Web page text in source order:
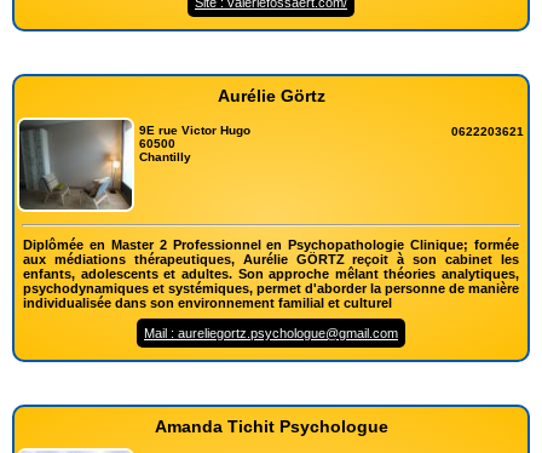
Aurélie Görtz
9E rue Victor Hugo
60500
Chantilly
0622203621
Diplômée en Master 2 Professionnel en Psychopathologie Clinique; formée
aux médiations thérapeutiques, Aurélie GÖRTZ reçoit à son cabinet les
enfants, adolescents et adultes. Son approche mêlant théories analytiques,
psychodynamiques et systémiques, permet d'aborder la personne de manière
individualisée dans son environnement familial et culturel
Mail : aureliegortz.psychologue@gmail.com
Amanda Tichit Psychologue